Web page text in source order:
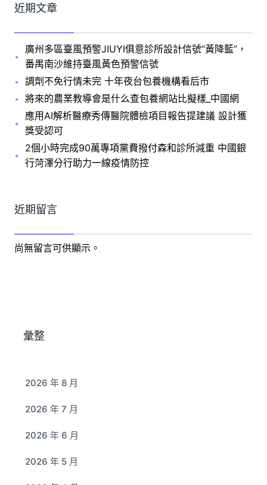
近期文章
廣州多區臺風預警JIUYI俱意診所設計信號“黃降藍”，
番禺南沙維持臺風黃色預警信號
調劑不免行情未完 十年夜台包養機構看后市
將來的農業教導會是什么查包養網站比擬樣_中國網
應用AI解析醫療秀傳醫院體檢項目報告提建議 設計獲
獎受認可
2個小時完成90萬專項黨費撥付森和診所減重 中國銀
行菏澤分行助力一線疫情防控
近期留言
尚無留言可供顯示。
彙整
2026 年 8 月
2026 年 7 月
2026 年 6 月
2026 年 5 月